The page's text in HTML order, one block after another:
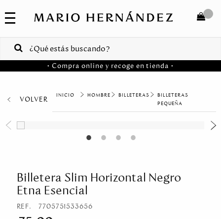
COLECCIONES
VENTAS
CORPORATIVAS
Venezuela
COMPRAR
• Compra online y recoge en tienda •
VOLVER HOMBRE BILLETERAS
BILLETERAS
PEQUEÑA
Billetera Slim Horizontal Negro
Etna Esencial
REF. 7705751533656